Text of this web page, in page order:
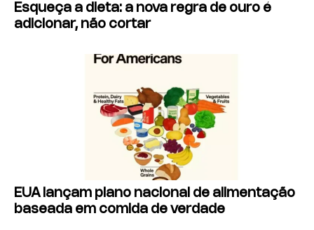
Esqueça a dieta: a nova regra de ouro é
adicionar, não cortar
EUA lançam plano nacional de alimentação
baseada em comida de verdade